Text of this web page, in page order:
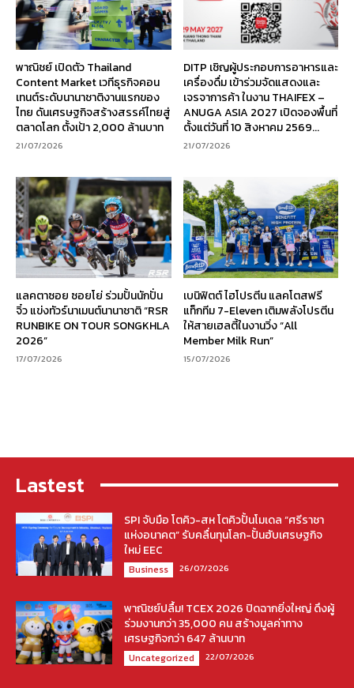
พาณิชย์ เปิดตัว Thailand
Content Market เวทีธุรกิจคอน
เทนต์ระดับนานาชาติงานแรกของ
ไทย ดันเศรษฐกิจสร้างสรรค์ไทยสู่
ตลาดโลก ตั้งเป้า 2,000 ล้านบาท
21/07/2026
DITP เชิญผู้ประกอบการอาหารและ
เครื่องดื่ม เข้าร่วมจัดแสดงและ
เจรจาการค้า ในงาน THAIFEX –
ANUGA ASIA 2027 เปิดจองพื้นที่
ตั้งแต่วันที่ 10 สิงหาคม 2569...
21/07/2026
แลคตาซอย ซอยโย่ ร่วมปั้นนักปั่น
จิ๋ว แข่งทัวร์นาเมนต์นานาชาติ “RSR
RUNBIKE ON TOUR SONGKHLA
2026”
17/07/2026
เบนิฟิตต์ ไฮโปรตีน แลคโตสฟรี
แท็กทีม 7-Eleven เติมพลังโปรตีน
ให้สายเฮลตี้ในงานวิ่ง “All
Member Milk Run”
15/07/2026
Lastest
SPI จับมือ โตคิว-สห โตคิวปั้นโมเดล “ศรีราชา
แห่งอนาคต” รับคลื่นทุนโลก-ปั้นฮับเศรษฐกิจ
ใหม่ EEC
Business 26/07/2026
พาณิชย์ปลื้ม! TCEX 2026 ปิดฉากยิ่งใหญ่ ดึงผู้
ร่วมงานกว่า 35,000 คน สร้างมูลค่าทาง
เศรษฐกิจกว่า 647 ล้านบาท
Uncategorized 22/07/2026